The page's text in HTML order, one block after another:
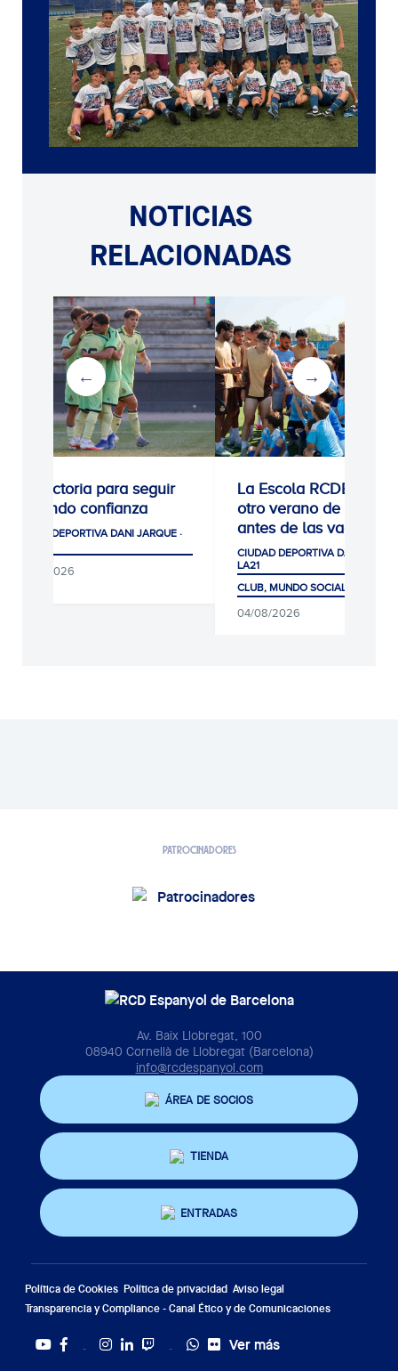
NOTICIAS
RELACIONADAS
0-1: Victoria para seguir
cogiendo confianza
CIUDAD DEPORTIVA DANI JARQUE ·
05/08/2026
La Escola RCDE cierra
otro verano de récord
antes de las
CIUDAD DEPORTIVA DANI
LA21
CLUB, MUNDO SOCIAL Y
04/08/2026
PATROCINADORES
Av. Baix Llobregat, 100
08940 Cornellà de Llobregat (Barcelona)
info@rcdespanyol.com
ÁREA DE SOCIOS
TIENDA
ENTRADAS
Política de Cookies Política de privacidad Aviso legal
Transparencia y Compliance - Canal Ético y de Comunicaciones
Ver más